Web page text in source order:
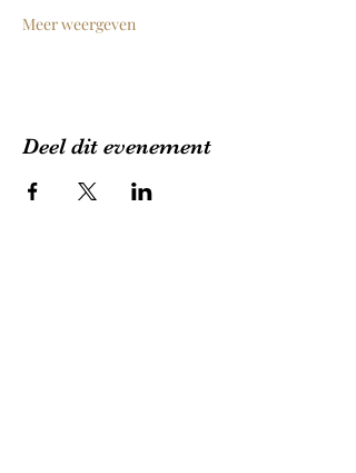
Meer weergeven
Deel dit evenement